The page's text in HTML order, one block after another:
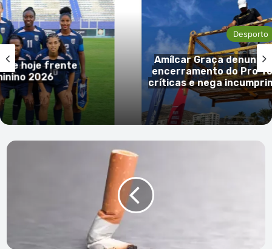
Desporto
Amílcar Graça denuncia
encerramento do Pro Tour; FCVV
críticas e nega incumprimento
Publicidade